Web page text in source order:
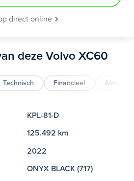
direct online
deze Volvo XC60
Technisch Financieel
KPL-81-D
125.492 km
2022
ONYX BLACK (717)